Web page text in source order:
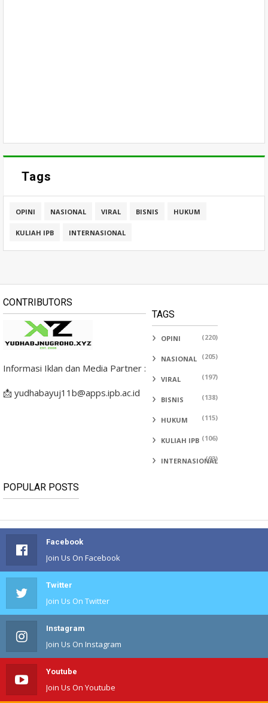
Tags
OPINI NASIONAL VIRAL BISNIS HUKUM
KULIAH IPB INTERNASIONAL
CONTRIBUTORS
Informasi Iklan dan Media Partner :
📩 yudhabayuj11b@apps.ipb.ac.id
TAGS
OPINI (220)
NASIONAL (205)
VIRAL (197)
BISNIS (138)
HUKUM (115)
KULIAH IPB (106)
INTERNASIONAL
(93)
POPULAR POSTS
Facebook
Join Us On Facebook
Twitter
Join Us On Twitter
Instagram
Join Us On Instagram
Youtube
Join Us On Youtube